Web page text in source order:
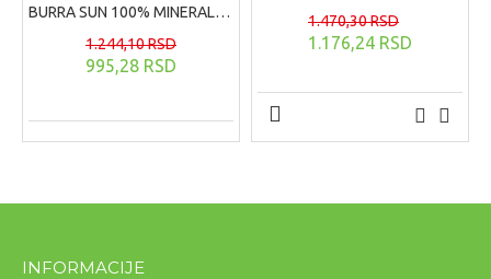
BURRA SUN 100% MINERAL BABY&KIDS MILK SPF 50+ 100ml
995,28 RSD
1.244,10 RSD 1.176,24 RSD
1.470,30 RSD
INFORMACIJE